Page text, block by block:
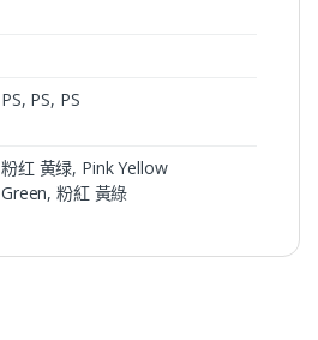
PS, PS, PS
粉红 黄绿, Pink Yellow
Green, 粉紅 黃綠